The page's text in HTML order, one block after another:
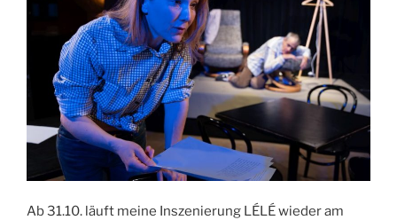
Ab 31.10. läuft meine Inszenierung LÉLÉ wieder am